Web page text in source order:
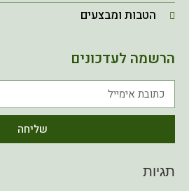
הטבות ומבצעים
הרשמה לעדכונים
שליחה
תגיות